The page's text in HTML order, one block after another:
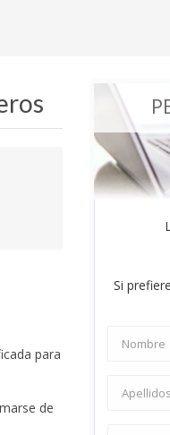
para
de
Si